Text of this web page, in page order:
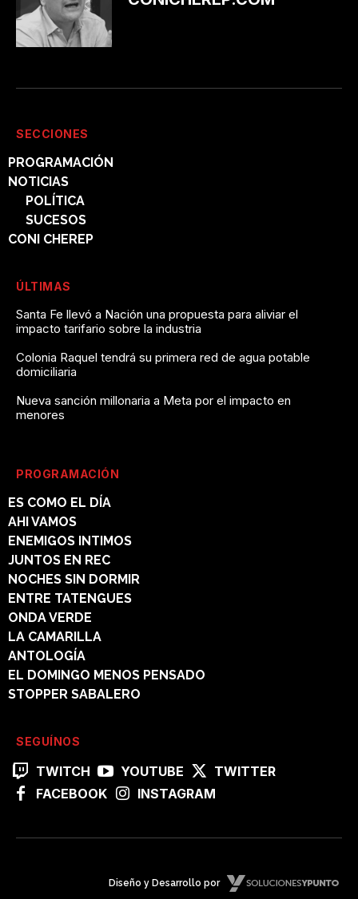
SECCIONES
PROGRAMACIÓN
NOTICIAS
POLÍTICA
SUCESOS
CONI CHEREP
ÚLTIMAS
Santa Fe llevó a Nación una propuesta para aliviar el
impacto tarifario sobre la industria
Colonia Raquel tendrá su primera red de agua potable
domiciliaria
Nueva sanción millonaria a Meta por el impacto en
menores
PROGRAMACIÓN
ES COMO EL DÍA
AHI VAMOS
ENEMIGOS INTIMOS
JUNTOS EN REC
NOCHES SIN DORMIR
ENTRE TATENGUES
ONDA VERDE
LA CAMARILLA
ANTOLOGÍA
EL DOMINGO MENOS PENSADO
STOPPER SABALERO
SEGUÍNOS
TWITCH YOUTUBE
TWITTER
FACEBOOK
INSTAGRAM
Diseño y Desarrollo por